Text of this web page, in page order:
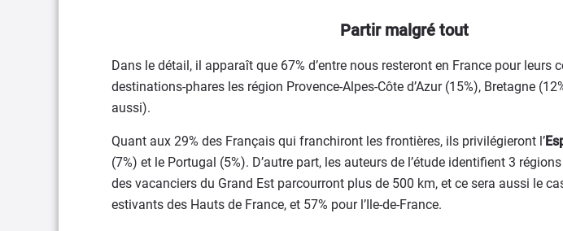
Partir malgré tout
Dans le détail, il apparaît que 67% d’entre nous resteront en France pour leurs
destinations-phares les région Provence-Alpes-Côte d’Azur (15%), Bretagne
aussi).
Quant aux 29% des Français qui franchiront les frontières, ils privilégieront l’
(7%) et le Portugal (5%). D’autre part, les auteurs de l’étude identifient 3
des vacanciers du Grand Est parcourront plus de 500 km, et ce sera aussi le
estivants des Hauts de France, et 57% pour l’Ile-de-France.